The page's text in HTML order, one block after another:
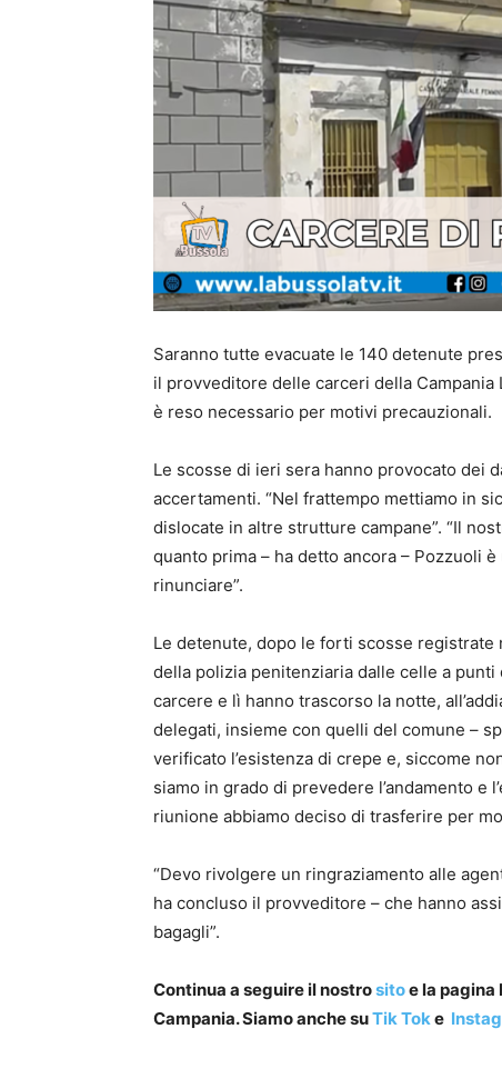
Saranno tutte evacuate le 140 detenute
il provveditore delle carceri della
è reso necessario per motivi precauzionali.
Le scosse di ieri sera hanno provocato dei
accertamenti. “Nel frattempo mettiamo in
dislocate in altre strutture campane”. “Il
quanto prima – ha detto ancora – Pozzuoli
rinunciare”.
Le detenute, dopo le forti scosse
della polizia penitenziaria dalle celle a
carcere e lì hanno trascorso la notte,
delegati, insieme con quelli del comune –
verificato l’esistenza di crepe e, siccome
siamo in grado di prevedere l’andamento e
riunione abbiamo deciso di trasferire per
“Devo rivolgere un ringraziamento alle
ha concluso il provveditore – che hanno
bagagli”.
Continua a seguire il nostrositoe la pagina
Campania. Siamo anche suTik Toke